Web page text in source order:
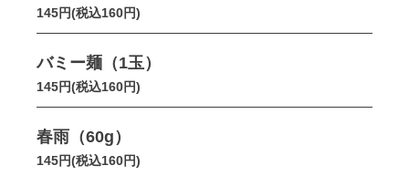
145円(税込160円)
バミー麺（1玉）
145円(税込160円)
春雨（60g）
145円(税込160円)